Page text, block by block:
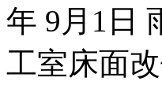
年 9月1日
工室床面